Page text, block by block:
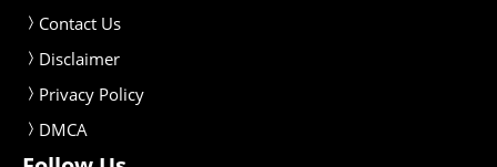
Contact Us
Disclaimer
Privacy Policy
DMCA